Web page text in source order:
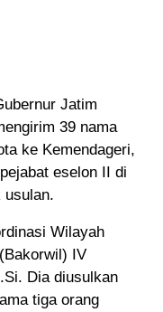
Jatim
39 nama
ke Kemendageri,
eselon II di
usulan.
Wilayah
IV
Dia diusulkan
tiga orang